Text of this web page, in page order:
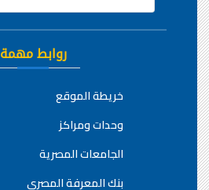
روابط مهمة
خريطة الموقع
وحدات ومراكز
الجامعات المصرية
بنك المعرفة المصري